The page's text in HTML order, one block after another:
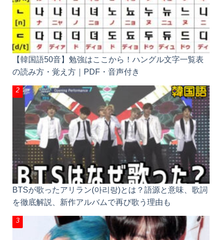
【韓国語50音】勉強はここから！ハングル文字一覧
表の読み方・覚え方｜PDF・音声付き
BTSが歌ったアリラン(아리랑)とは？語源と意味、歌
詞を徹底解説、新作アルバムで再び歌う理由も